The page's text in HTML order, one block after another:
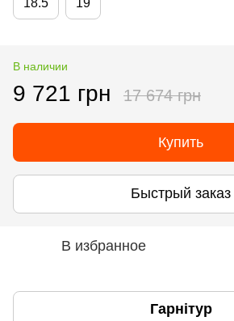
В наличии
9 721 грн 17 674 грн
Купить
Быстрый заказ
В избранное
Гарнітур